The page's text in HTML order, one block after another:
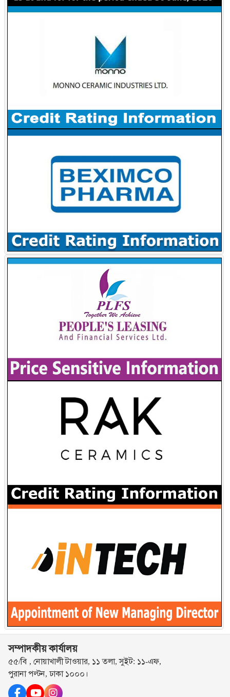
সম্পাদকীয় কার্যালয়
৫৫/বি , নোয়াখালী টাওয়ার, ১১ তলা, সুইট: ১১-এফ,
পুরানা পল্টন, ঢাকা ১০০০।